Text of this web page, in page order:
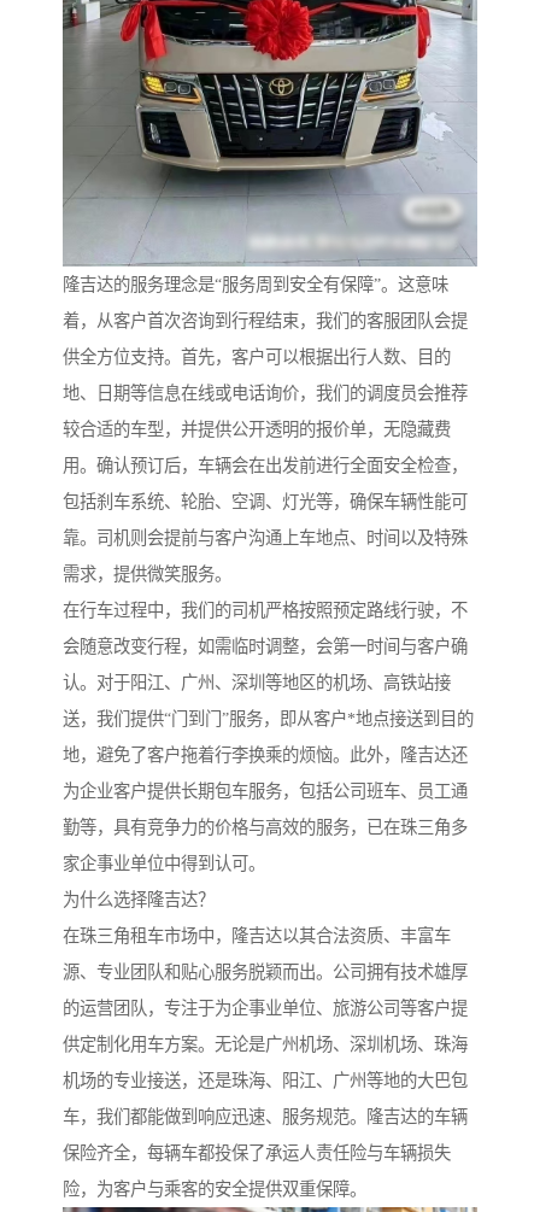
隆吉达的服务理念是“服务周到安全有保障”。这意味
着，从客户首次咨询到行程结束，我们的客服团队会提
供全方位支持。首先，客户可以根据出行人数、目的
地、日期等信息在线或电话询价，我们的调度员会推荐
较合适的车型，并提供公开透明的报价单，无隐藏费
用。确认预订后，车辆会在出发前进行全面安全检查，
包括刹车系统、轮胎、空调、灯光等，确保车辆性能可
靠。司机则会提前与客户沟通上车地点、时间以及特殊
需求，提供微笑服务。
在行车过程中，我们的司机严格按照预定路线行驶，不
会随意改变行程，如需临时调整，会第一时间与客户确
认。对于阳江、广州、深圳等地区的机场、高铁站接
送，我们提供“门到门”服务，即从客户*地点接送到目的
地，避免了客户拖着行李换乘的烦恼。此外，隆吉达还
为企业客户提供长期包车服务，包括公司班车、员工通
勤等，具有竞争力的价格与高效的服务，已在珠三角多
家企事业单位中得到认可。
为什么选择隆吉达？
在珠三角租车市场中，隆吉达以其合法资质、丰富车
源、专业团队和贴心服务脱颖而出。公司拥有技术雄厚
的运营团队，专注于为企事业单位、旅游公司等客户提
供定制化用车方案。无论是广州机场、深圳机场、珠海
机场的专业接送，还是珠海、阳江、广州等地的大巴包
车，我们都能做到响应迅速、服务规范。隆吉达的车辆
保险齐全，每辆车都投保了承运人责任险与车辆损失
险，为客户与乘客的安全提供双重保障。